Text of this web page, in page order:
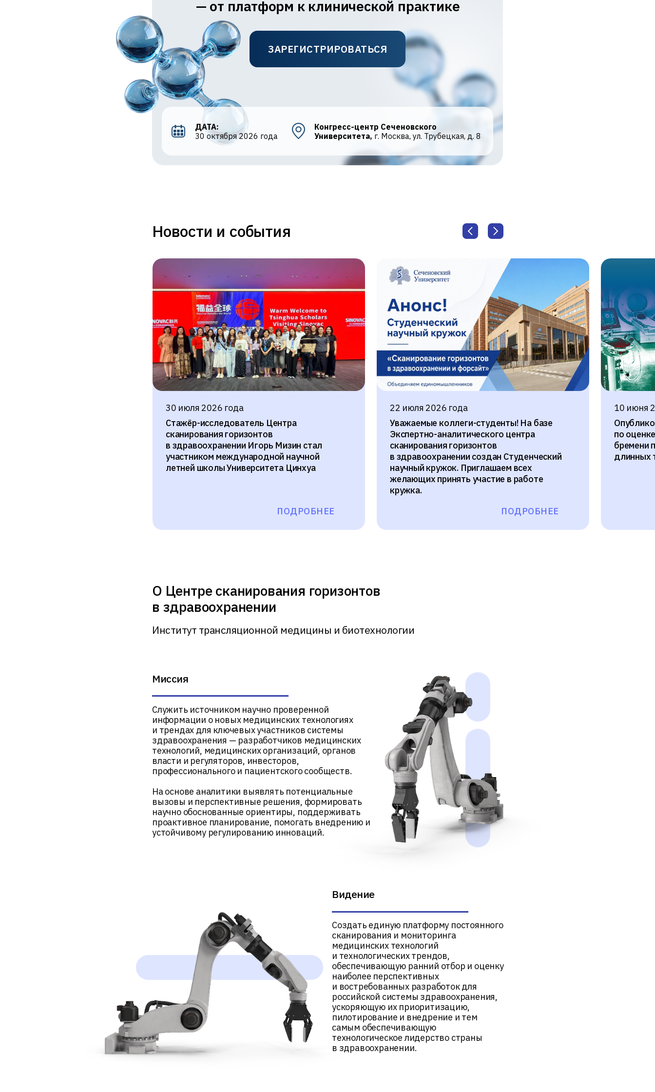
ЗАРЕГИСТРИРОВАТЬСЯ
— от платформ к клинической практике
ДАТА:
30 октября 2026 года
Конгресс-центр Сеченовского
Университета, г. Москва, ул. Трубецкая, д. 8
Новости и события
10 июня
по
бремени
длинных
22 июля 2026 года
Уважаемые коллеги-студенты! На базе
Экспертно-аналитического центра
сканирования горизонтов
в здравоохранении создан Студенческий
научный кружок. Приглашаем всех
желающих принять участие в работе
кружка.
ПОДРОБНЕЕ
30 июля 2026 года
Стажёр-исследователь Центра
сканирования горизонтов
в здравоохранении Игорь Мизин стал
участником международной научной
летней школы Университета Цинхуа
ПОДРОБНЕЕ
О Центре сканирования горизонтов
в здравоохранении
Институт трансляционной медицины и биотехнологии
Миссия
Служить источником научно проверенной
информации о новых медицинских технологиях
и трендах для ключевых участников системы
здравоохранения — разработчиков медицинских
технологий, медицинских организаций, органов
власти и регуляторов, инвесторов,
профессионального и пациентского сообществ.
На основе аналитики выявлять потенциальные
вызовы и перспективные решения, формировать
научно обоснованные ориентиры, поддерживать
проактивное планирование, помогать внедрению и
устойчивому регулированию инноваций.
Видение
Создать единую платформу постоянного
сканирования и мониторинга
медицинских технологий
и технологических трендов,
обеспечивающую ранний отбор и оценку
наиболее перспективных
и востребованных разработок для
российской системы здравоохранения,
ускоряющую их приоритизацию,
пилотирование и внедрение и тем
самым обеспечивающую
технологическое лидерство страны
в здравоохранении.